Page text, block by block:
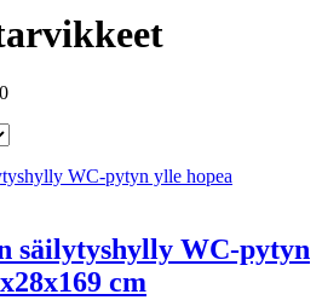
säilytyshylly WC-pytyn
cm